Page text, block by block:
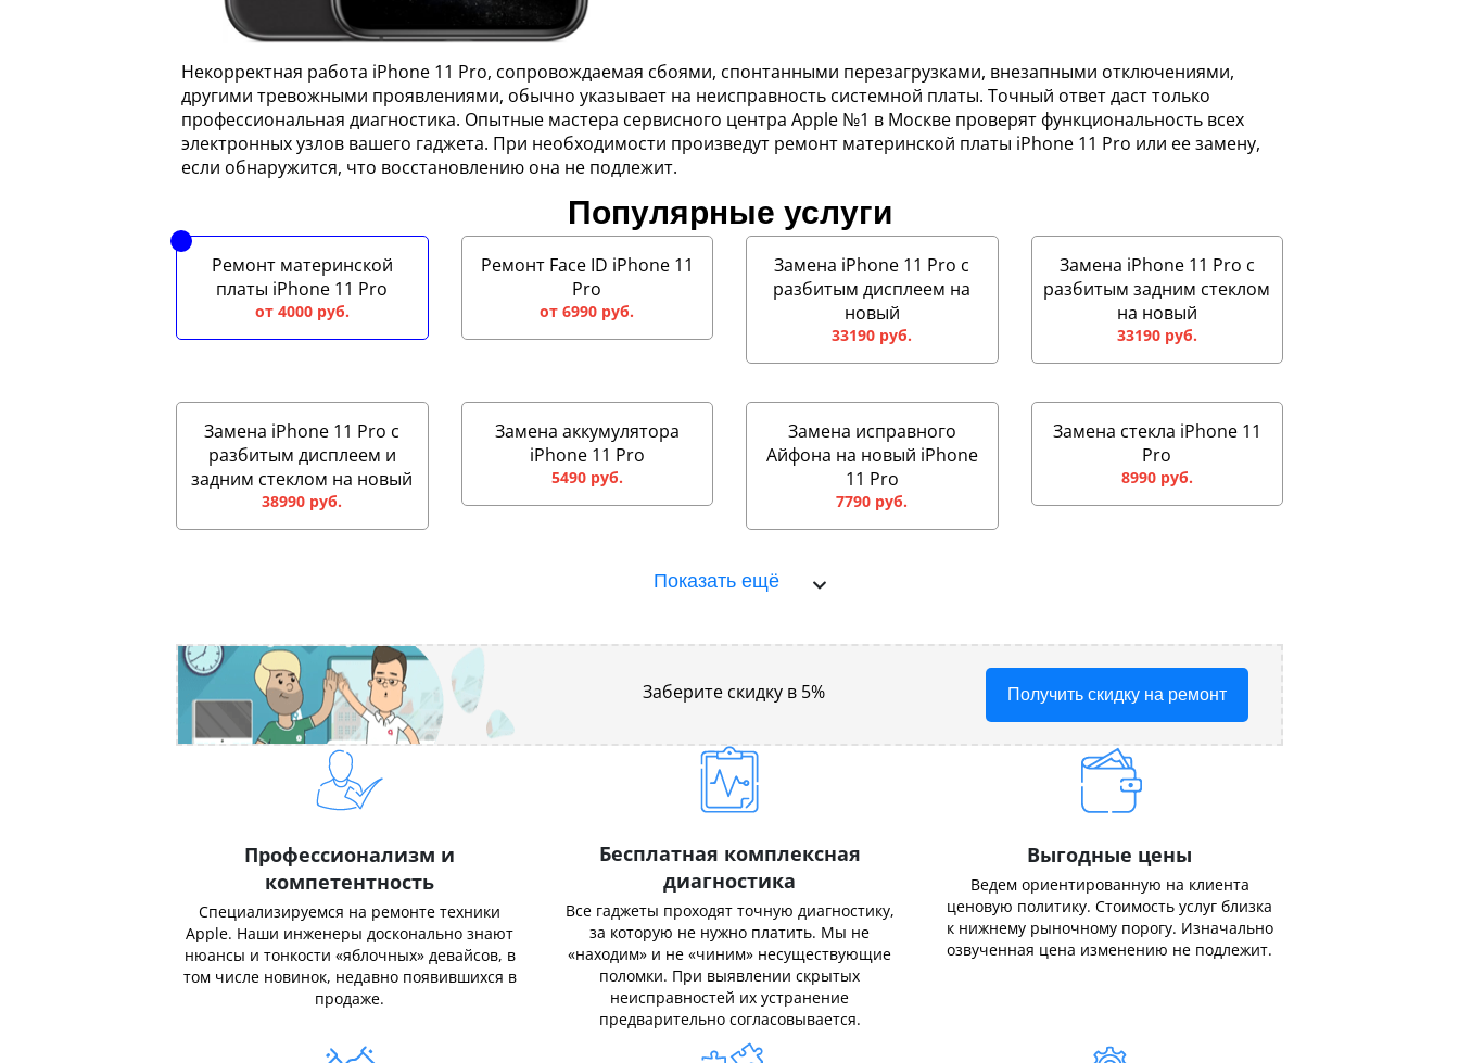
Некорректная работа iPhone 11 Pro, сопровождаемая сбоями, спонтанными перезагрузками, внезапными отключениями,
другими тревожными проявлениями, обычно указывает на неисправность системной платы. Точный ответ даст только
профессиональная диагностика. Опытные мастера сервисного центра Apple №1 в Москве проверят функциональность всех
электронных узлов вашего гаджета. При необходимости произведут ремонт материнской платы iPhone 11 Pro или ее замену,
если обнаружится, что восстановлению она не подлежит.
Популярные услуги
Ремонт материнской
платы iPhone 11 Pro
от 4000 руб.
Ремонт Face ID iPhone 11
Pro
от 6990 руб.
Замена iPhone 11 Pro с
разбитым дисплеем на
новый
33190 руб.
Замена iPhone 11 Pro с
разбитым задним стеклом
на новый
33190 руб.
Замена iPhone 11 Pro с
разбитым дисплеем и
задним стеклом на новый
38990 руб.
Замена аккумулятора
iPhone 11 Pro
5490 руб.
Замена исправного
Айфона на новый iPhone
11 Pro
7790 руб.
Замена стекла iPhone 11
Pro
8990 руб.
Показать ещё
Заберите скидку в 5% Получить скидку на ремонт
Профессионализм и
компетентность
Специализируемся на ремонте техники
Apple. Наши инженеры досконально знают
нюансы и тонкости «яблочных» девайсов, в
том числе новинок, недавно появившихся в
продаже.
Бесплатная комплексная
диагностика
Все гаджеты проходят точную диагностику,
за которую не нужно платить. Мы не
«находим» и не «чиним» несуществующие
поломки. При выявлении скрытых
неисправностей их устранение
предварительно согласовывается.
Выгодные цены
Ведем ориентированную на клиента
ценовую политику. Стоимость услуг близка
к нижнему рыночному порогу. Изначально
озвученная цена изменению не подлежит.